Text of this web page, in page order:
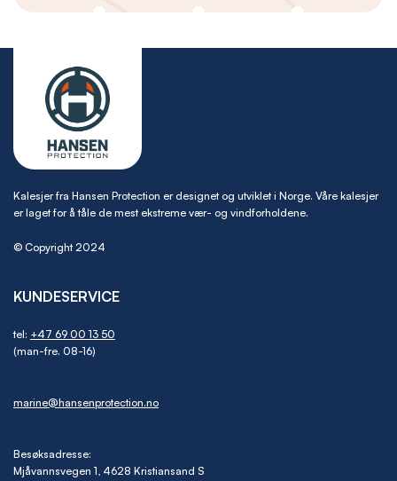
Kalesjer fra Hansen Protection er designet og utviklet i Norge. Våre kalesjer
er laget for å tåle de mest ekstreme vær- og vindforholdene.
© Copyright 2024
KUNDESERVICE
tel: +47 69 00 13 50
(man-fre. 08-16)
marine@hansenprotection.no
Besøksadresse:
Mjåvannsvegen 1, 4628 Kristiansand S